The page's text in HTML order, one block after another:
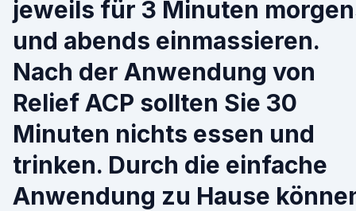
jeweils für 3 Minuten
und abends einmassieren.
Nach der Anwendung von
Relief ACP sollten Sie 30
Minuten nichts essen und
trinken. Durch die einfache
Anwendung zu Hause